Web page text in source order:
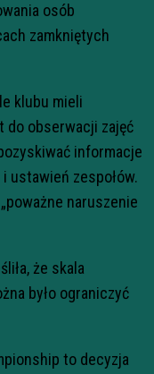
osób
zamkniętych
klubu mieli
do obserwacji zajęć
informacje
ustawień zespołów.
naruszenie
że skala
było ograniczyć
to decyzja